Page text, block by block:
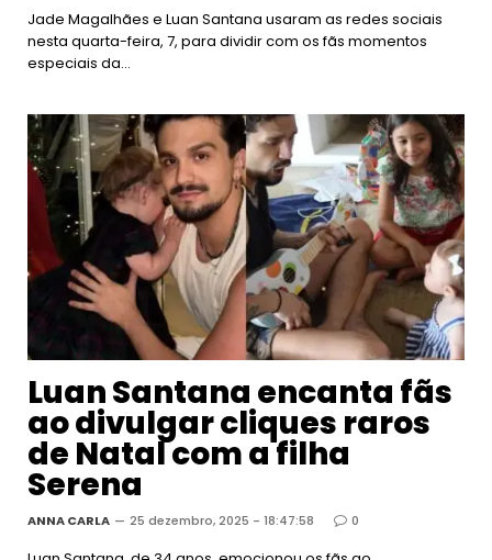
Jade Magalhães e Luan Santana usaram as redes sociais
nesta quarta-feira, 7, para dividir com os fãs momentos
especiais da…
Luan Santana encanta fãs
ao divulgar cliques raros
de Natal com a filha
Serena
ANNA CARLA 25 dezembro, 2025 - 18:47:58 0